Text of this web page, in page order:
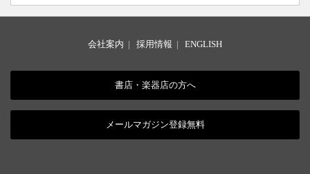
会社案内 | 採用情報 | ENGLISH
書店・楽器店の方へ
メールマガジン登録無料